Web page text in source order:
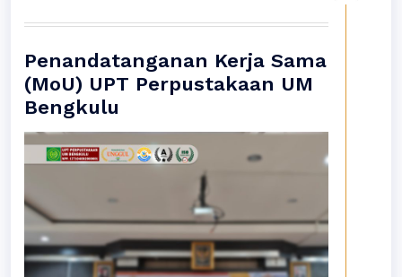
Penandatanganan Kerja Sama
(MoU) UPT Perpustakaan UM
Bengkulu